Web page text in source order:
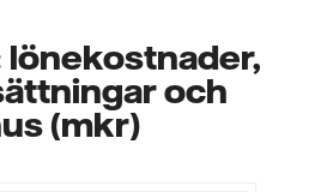
lönekostnader,
och
(mkr)